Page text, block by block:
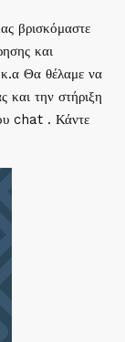
βρισκόμαστε
και
Θα θέλαμε να
και την στήριξη
chat . Κάντε